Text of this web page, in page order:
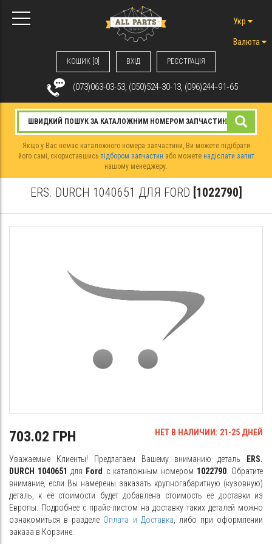
КОШИК [0] ВХIД РЕЄСТРАЦІЯ
Укр
Валюта
(073)063-03-53, (050)524-30-13, (096)244‑91‑65
Якщо у Вас немає каталожного номера запчастини, Ви можете підібрати
його самі, скориставшись підбором запчастин або можете надіслати запит
нашому менеджеру.
ERS. DURCH 1040651 ДЛЯ FORD [1022790]
703.02 ГРН НЕТ В НАЛИЧИИ: 21-25 ДНЕЙ
Уважаемые Клиенты! Предлагаем Вашему вниманию деталь
ERS.
DURCH 1040651 для Ford с каталожным номером 1022790. Обратите
внимание, если Вы намерены заказать крупногабаритную (кузовную)
деталь, к её стоимости будет добавлена стоимость её доставки из
Европы. Подробнее с прайс-листом на доставку таких деталей можно
ознакомиться в разделе Оплата и Доставка , либо при оформлении
заказа в Корзине.